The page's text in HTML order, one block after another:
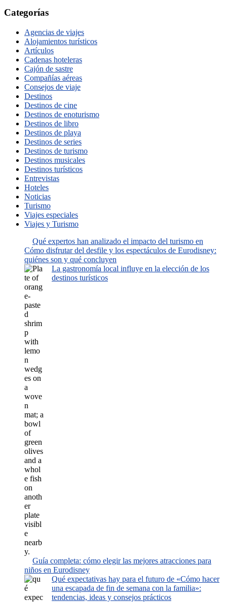
Categorías
Agencias de viajes
Alojamientos turísticos
Artículos
Cadenas hoteleras
Cajón de sastre
Compañías aéreas
Consejos de viaje
Destinos
Destinos de cine
Destinos de enoturismo
Destinos de libro
Destinos de playa
Destinos de series
Destinos de turismo
Destinos musicales
Destinos turísticos
Entrevistas
Hoteles
Noticias
Turismo
Viajes especiales
Viajes y Turismo
Qué expertos han analizado el impacto del turismo en
Cómo disfrutar del desfile y los espectáculos de Eurodisney:
quiénes son y qué concluyen
La gastronomía local influye en la elección de los
destinos turísticos
Guía completa: cómo elegir las mejores atracciones para
niños en Eurodisney
Qué expectativas hay para el futuro de «Cómo hacer
una escapada de fin de semana con la familia»:
tendencias, ideas y consejos prácticos